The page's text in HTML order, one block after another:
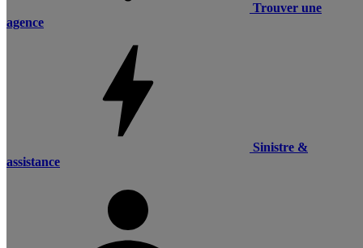
Trouver une
agence
Sinistre &
assistance